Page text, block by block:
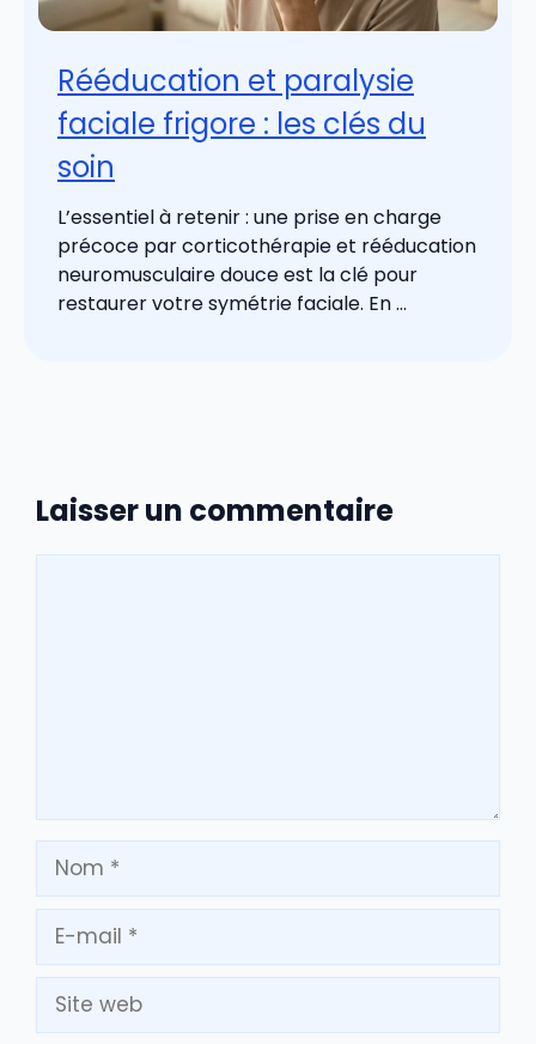
Rééducation et paralysie
faciale frigore : les clés du
soin
L’essentiel à retenir : une prise en charge
précoce par corticothérapie et rééducation
neuromusculaire douce est la clé pour
restaurer votre symétrie faciale. En ...
Laisser un commentaire
Nom
mail
Site
web